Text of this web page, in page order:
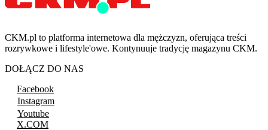
CKM.pl to platforma internetowa dla mężczyzn, oferująca treści
rozrywkowe i lifestyle'owe. Kontynuuje tradycję magazynu CKM.
DOŁĄCZ DO NAS
Facebook
Instagram
Youtube
X.COM